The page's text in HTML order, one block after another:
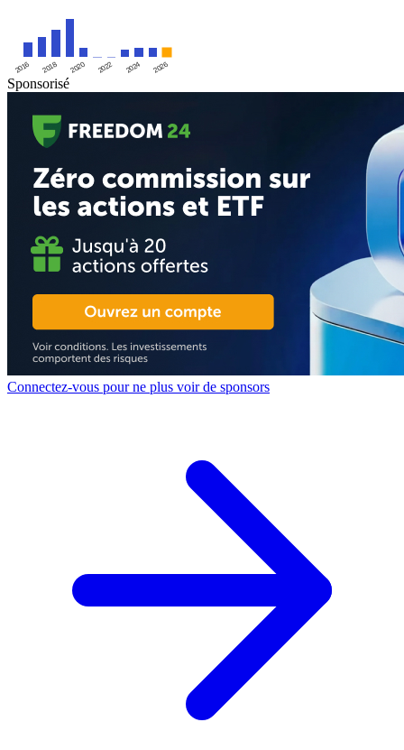
2016 2018 2020 2022 2024 2026
Sponsorisé
Connectez-vous pour ne plus voir de sponsors